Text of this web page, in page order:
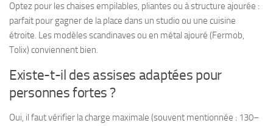
Optez pour les chaises empilables, pliantes ou à structure ajourée :
parfait pour gagner de la place dans un studio ou une cuisine
étroite. Les modèles scandinaves ou en métal ajouré (Fermob,
Tolix) conviennent bien.
Existe-t-il des assises adaptées pour
personnes fortes ?
Oui, il faut vérifier la charge maximale (souvent mentionnée : 130–